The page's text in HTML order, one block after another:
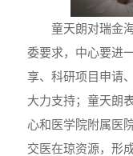
童天朗对瑞金
委要求，中心要进
享、科研项目申请
大力支持；童天朗
心和医学院附属医
交医在琼资源，形